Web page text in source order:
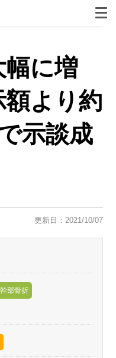
幅に増
額より約
示談成
更新日：2021/10/07
部骨折